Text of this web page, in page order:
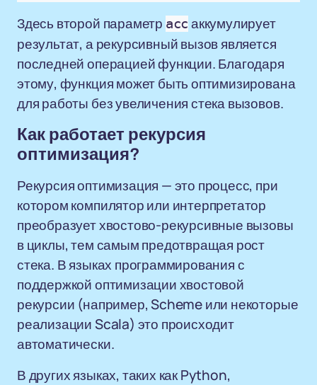
Здесь второй параметр acc аккумулирует
результат, а рекурсивный вызов является
последней операцией функции. Благодаря
этому, функция может быть оптимизирована
для работы без увеличения стека вызовов.
Как работает рекурсия
оптимизация?
Рекурсия оптимизация — это процесс, при
котором компилятор или интерпретатор
преобразует хвостово-рекурсивные вызовы
в циклы, тем самым предотвращая рост
стека. В языках программирования с
поддержкой оптимизации хвостовой
рекурсии (например, Scheme или некоторые
реализации Scala) это происходит
автоматически.
В других языках, таких как Python,